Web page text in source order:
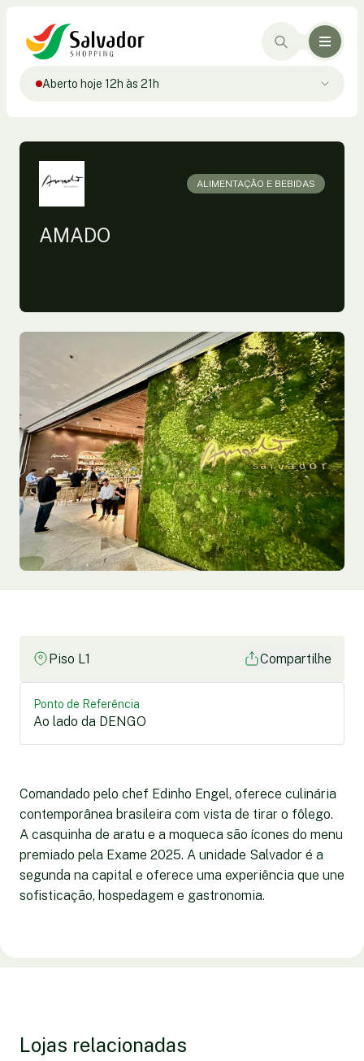
Aberto hoje 12h às 21h
ALIMENTAÇÃO E BEBIDAS
AMADO
Piso L1 Compartilhe
Ponto de Referência
Ao lado da DENGO
Comandado pelo chef Edinho Engel, oferece culinária
contemporânea brasileira com vista de tirar o fôlego.
A casquinha de aratu e a moqueca são ícones do menu
premiado pela Exame 2025. A unidade Salvador é a
segunda na capital e oferece uma experiência que une
sofisticação, hospedagem e gastronomia.
Lojas relacionadas